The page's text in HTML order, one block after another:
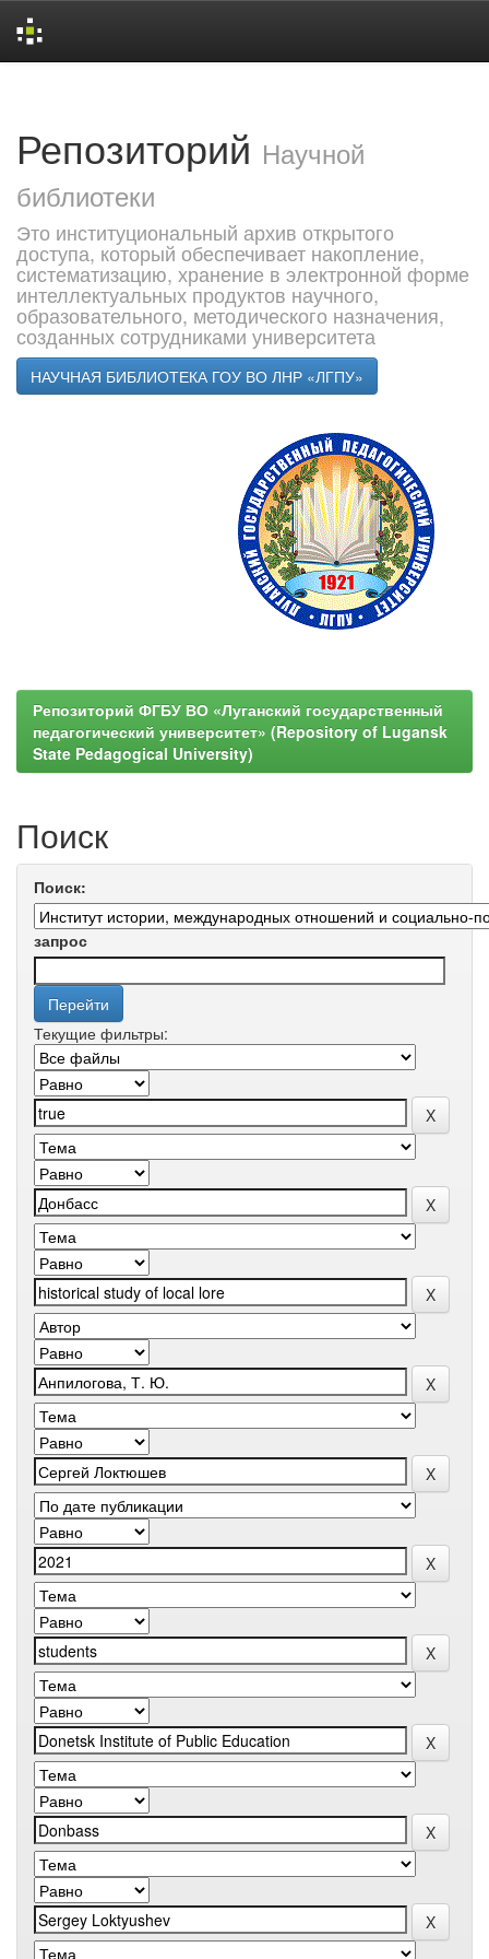
Репозиторий Научной
библиотеки
Это институциональный архив открытого
доступа, который обеспечивает накопление,
систематизацию, хранение в электронной форме
интеллектуальных продуктов научного,
образовательного, методического назначения,
созданных сотрудниками университета
НАУЧНАЯ БИБЛИОТЕКА ГОУ ВО ЛНР «ЛГПУ»
Репозиторий ФГБУ ВО «Луганский государственный
педагогический университет» (Repository of Lugansk
State Pedagogical University)
Поиск
Поиск:
запрос
Текущие фильтры: